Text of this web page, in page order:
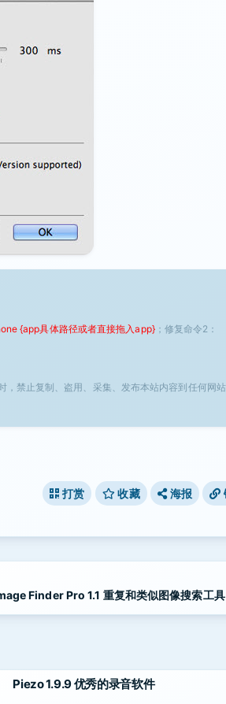
{app具体路径或者直接拖入app}；修复命令2：
禁止复制、盗用、采集、发布本站内容到任何网
打赏 收藏 海报
Finder Pro 1.1 重复和类似图像搜索工具
Piezo 1.9.9 优秀的录音软件